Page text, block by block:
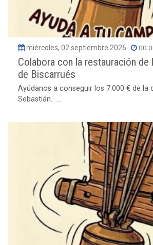
miércoles, 02 septiembre 2026
Colabora con la restauración de
de Biscarrués
Ayúdanos a conseguir los 7.000 € de la
Sebastián. ...